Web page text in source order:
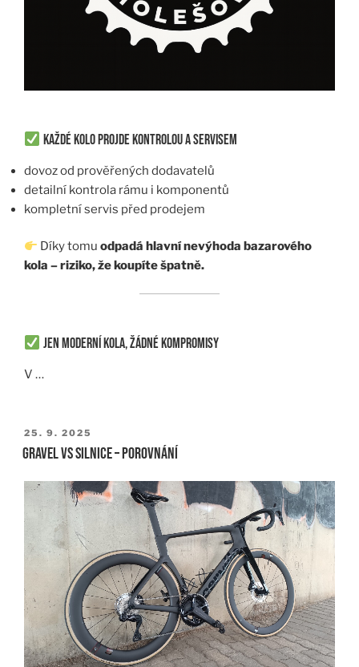
Každé kolo projde kontrolou a servisem
dovoz od prověřených dodavatelů
detailní kontrola rámu i komponentů
kompletní servis před prodejem
Díky tomuodpadá hlavní nevýhoda bazarového
kola – riziko, že koupíte špatně.
Jen moderní kola, žádné kompromisy
V …
PUBLIKOVÁNO
25. 9. 2025
Gravel vs Silnice – porovnání